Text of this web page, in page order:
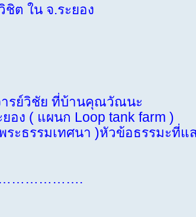
ต ใน จ.ระยอง
ย์วิชัย ที่บ้านคุณวัณนะ
ง ( แผนก Loop tank farm )
ธรรมเทศนา )หัวข้อธรรมะที่แ